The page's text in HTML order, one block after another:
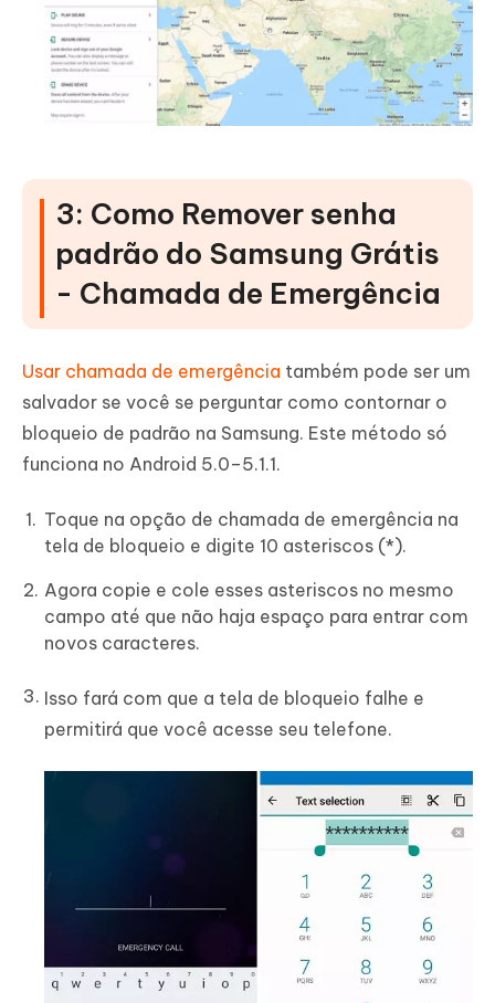
3: Como Remover senha
padrão do Samsung Grátis
- Chamada de Emergência
Usar chamada de emergência também pode ser um
salvador se você se perguntar como contornar o
bloqueio de padrão na Samsung. Este método só
funciona no Android 5.0–5.1.1.
Toque na opção de chamada de emergência na
tela de bloqueio e digite 10 asteriscos (*).
Agora copie e cole esses asteriscos no mesmo
campo até que não haja espaço para entrar com
novos caracteres.
Isso fará com que a tela de bloqueio falhe e
permitirá que você acesse seu telefone.